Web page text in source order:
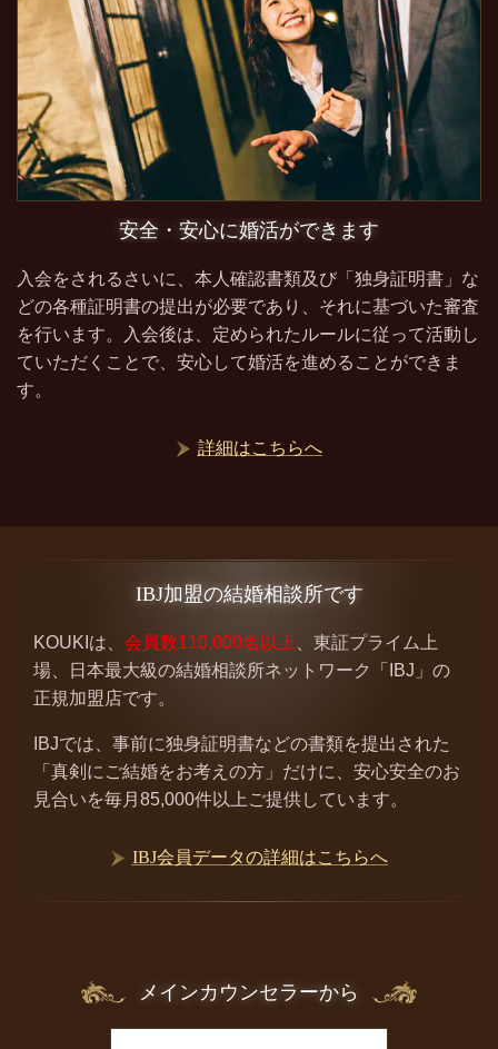
安全・安心に婚活ができます
入会をされるさいに、本人確認書類及び「独身証明書」な
どの各種証明書の提出が必要であり、それに基づいた審査
を行います。入会後は、定められたルールに従って活動し
ていただくことで、安心して婚活を進めることができま
す。
詳細はこちらへ
IBJ加盟の結婚相談所です
KOUKIは、 会員数110,000名以上
、東証プライム上
場、日本最大級の結婚相談所ネットワーク「IBJ」の
正規加盟店です。
IBJでは、事前に独身証明書などの書類を提出された
「真剣にご結婚をお考えの方」だけに、安心安全のお
見合いを毎月85,000件以上ご提供しています。
IBJ会員データの詳細はこちらへ
メインカウンセラーから